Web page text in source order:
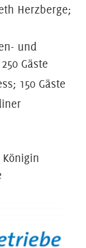
Herzberge;
und
Gäste
150 Gäste